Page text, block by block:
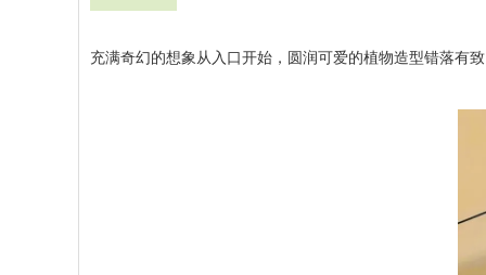
充满奇幻的想象从入口开始，圆润可爱的植物造型错落有